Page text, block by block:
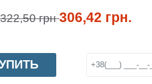
322,50 грн306,42 грн.